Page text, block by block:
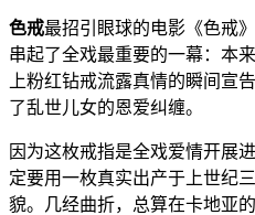
色戒最招引眼球的电影《色戒
串起了全戏最重要的一幕：本
上粉红钻戒流露真情的瞬间宣
了乱世儿女的恩爱纠缠。
因为这枚戒指是全戏爱情开展
定要用一枚真实出产于上世纪
貌。几经曲折，总算在卡地亚